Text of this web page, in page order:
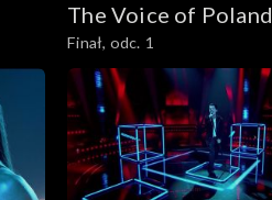
15. edycja – występy
The Voice of Poland
Finał, odc. 1